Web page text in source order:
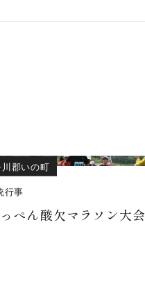
郡いの町
行事
ぺん酸欠マラソン大会